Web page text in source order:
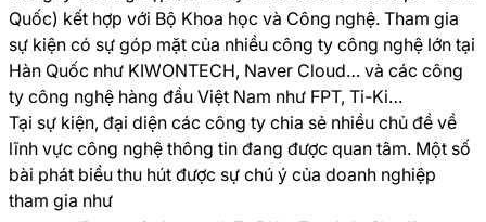
Quốc) kết hợp với Bộ Khoa học và Công nghệ. Tham gia
sự kiện có sự góp mặt của nhiều công ty công nghệ lớn tại
Hàn Quốc như KIWONTECH, Naver Cloud… và các công
ty công nghệ hàng đầu Việt Nam như FPT, Ti-Ki…
Tại sự kiện, đại diện các công ty chia sẻ nhiều chủ đề về
lĩnh vực công nghệ thông tin đang được quan tâm. Một số
bài phát biểu thu hút được sự chú ý của doanh nghiệp
tham gia như